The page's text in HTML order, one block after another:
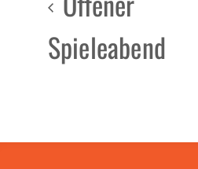
Spieleabend